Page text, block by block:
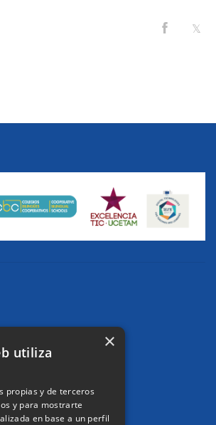
4. Alcorcón
91 643 61 33
×
utiliza
propias y de terceros
y para mostrarte
en base a un perfil